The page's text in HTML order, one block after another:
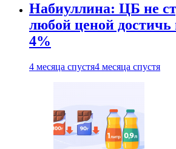
Набиуллина: ЦБ не
любой ценой
4%
4 месяца спустя4 месяца спустя